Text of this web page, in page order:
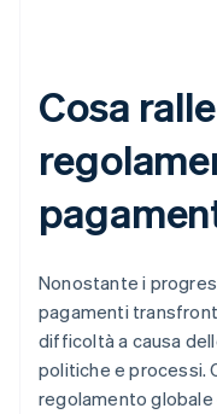
Cosa
Nonostante i
pagamenti
difficoltà a causa
politiche e processi.
regolamento globale